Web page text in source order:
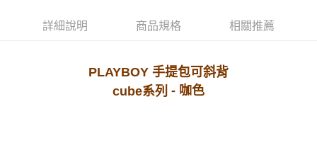
詳細說明 商品規格 相關推薦
PLAYBOY 手提包可斜背
cube系列 - 咖色